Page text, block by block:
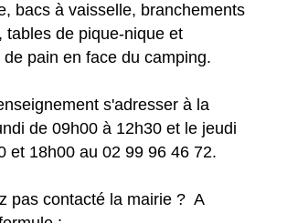
bacs à vaisselle, branchements
tables de pique-nique et
pain en face du camping.
s'adresser à la
de 09h00 à 12h30 et le jeudi
et 18h00 au 02 99 96 46 72.
pas contacté la mairie ? A